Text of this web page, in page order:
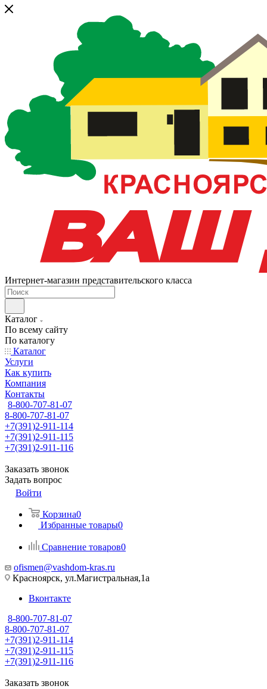
Интернет-магазин представительского класса
Каталог
По всему сайту
По каталогу
Каталог
Услуги
Как купить
Компания
Контакты
8-800-707-81-07
8-800-707-81-07
+7(391)2-911-114
+7(391)2-911-115
+7(391)2-911-116
Заказать звонок
Задать вопрос
Войти
Корзина0
Избранные товары0
Сравнение товаров0
ofismen@vashdom-kras.ru
Красноярск, ул.Магистральная,1а
Вконтакте
8-800-707-81-07
8-800-707-81-07
+7(391)2-911-114
+7(391)2-911-115
+7(391)2-911-116
Заказать звонок